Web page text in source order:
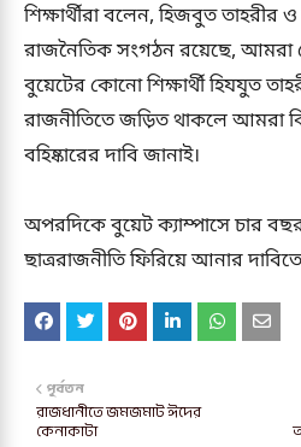
শিক্ষার্থীরা বলেন, হিজবুত
রাজনৈতিক সংগঠন রয়েছে, আমরা
বুয়েটের কোনো শিক্ষার্থী হিযযুত
রাজনীতিতে জড়িত থাকলে আমরা
বহিষ্কারের দাবি জানাই।
অপরদিকে বুয়েট ক্যাম্পাসে চার বছর
ছাত্ররাজনীতি ফিরিয়ে আনার
পূর্বতন
রাজধানীতে জমজমাট ঈদের
কেনাকাটা